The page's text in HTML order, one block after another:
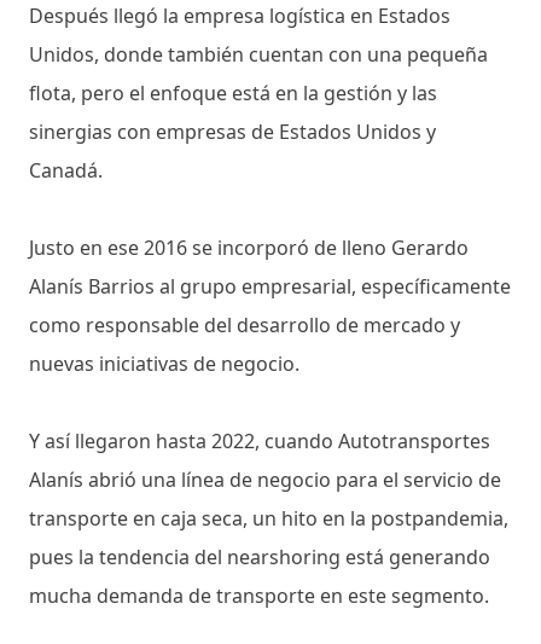
Después llegó la empresa logística en Estados
Unidos, donde también cuentan con una pequeña
flota, pero el enfoque está en la gestión y las
sinergias con empresas de Estados Unidos y
Canadá.
Justo en ese 2016 se incorporó de lleno Gerardo
Alanís Barrios al grupo empresarial, específicamente
como responsable del desarrollo de mercado y
nuevas iniciativas de negocio.
Y así llegaron hasta 2022, cuando Autotransportes
Alanís abrió una línea de negocio para el servicio de
transporte en caja seca, un hito en la postpandemia,
pues la tendencia del nearshoring está generando
mucha demanda de transporte en este segmento.